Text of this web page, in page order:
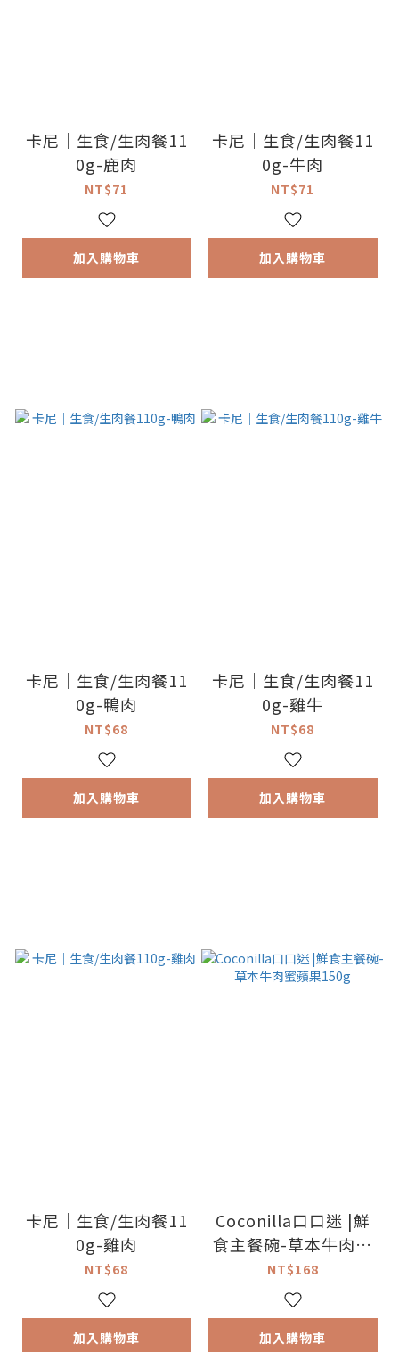
卡尼｜生食/生肉餐11
0g-鹿肉
NT$71
加入購物車
卡尼｜生食/生肉餐11
0g-牛肉
NT$71
加入購物車
卡尼｜生食/生肉餐11
0g-鴨肉
NT$68
加入購物車
卡尼｜生食/生肉餐11
0g-雞牛
NT$68
加入購物車
卡尼｜生食/生肉餐11
0g-雞肉
NT$68
加入購物車
Coconilla口口迷 |鮮
食主餐碗-草本牛肉蜜
蘋果150g
NT$168
加入購物車